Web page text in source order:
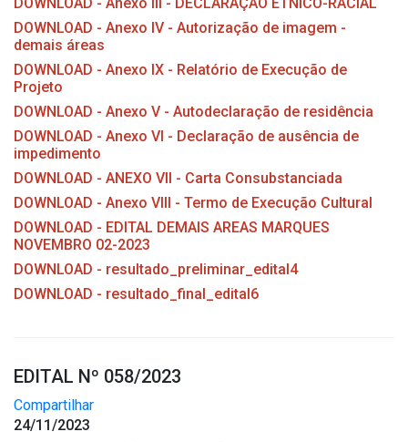
DOWNLOAD - Anexo IV - Autorização de imagem -
demais áreas
DOWNLOAD - Anexo IX - Relatório de Execução de
Projeto
DOWNLOAD - Anexo V - Autodeclaração de residência
DOWNLOAD - Anexo VI - Declaração de ausência de
impedimento
DOWNLOAD - ANEXO VII - Carta Consubstanciada
DOWNLOAD - Anexo VIII - Termo de Execução Cultural
DOWNLOAD - EDITAL DEMAIS AREAS MARQUES
NOVEMBRO 02-2023
DOWNLOAD - resultado_preliminar_edital4
DOWNLOAD - resultado_final_edital6
EDITAL Nº 058/2023
Compartilhar
24/11/2023